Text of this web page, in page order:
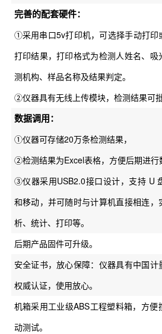
完善的配套硬件：
①采用串口5v打印机，可选择手动打印
打印结果，打印格式为检测人姓名、
测机构、样品名称及结果判定。
②仪器具有无线上传模块，检测结果可
数据调用：
①仪器可存储20万条检测结果，
②检测结果为Excel表格，方便后期进行
③仪器采用USB2.0接口设计，支持 U
和移动，并可随时与计算机直接相连
析、统计、打印等。
后期产品固件可升级。
安全证书，放心保障：仪器具有中国计
权威认证，使用放心。
机箱采用工业级ABS工程塑料箱，方
动测试。